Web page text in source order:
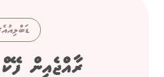
ރާއްޖެއިން